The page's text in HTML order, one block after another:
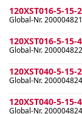
120XST016-5-15-2
Global-Nr.
120XST016-5-15-4
Global-Nr.
120XST040-5-15-2
Global-Nr.
120XST040-5-15-4
Global-Nr.